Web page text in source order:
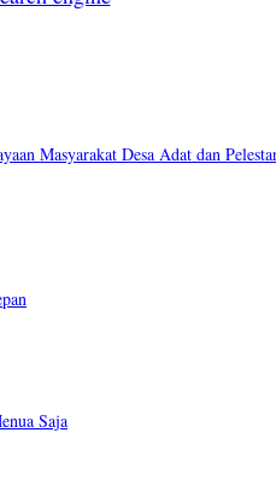
Masyarakat Desa Adat dan
Saja